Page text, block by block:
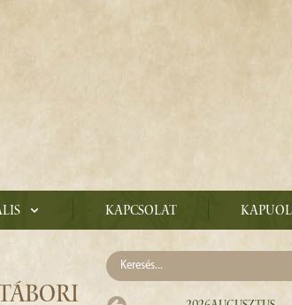
Kapcsolat